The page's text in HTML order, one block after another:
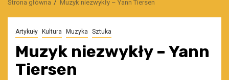
Strona główna Muzyk niezwykły – Yann Tiersen
Artykuły Kultura Muzyka Sztuka
Muzyk niezwykły – Yann
Tiersen